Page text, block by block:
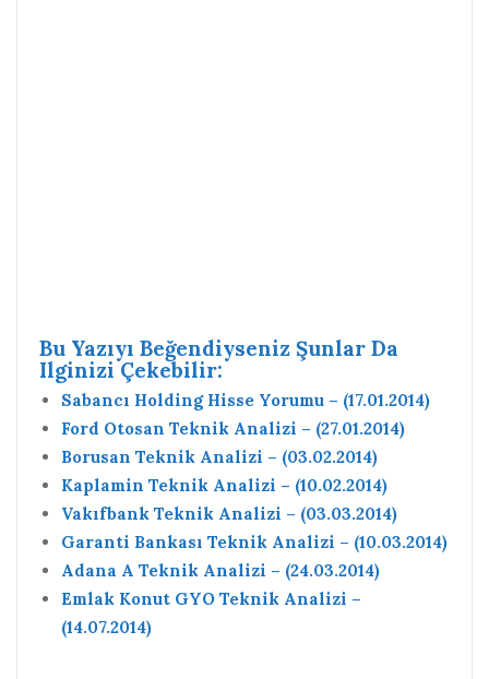
Bu Yazıyı Beğendiyseniz Şunlar Da
Ilginizi Çekebilir:
Sabancı Holding Hisse Yorumu – (17.01.2014)
Ford Otosan Teknik Analizi – (27.01.2014)
Borusan Teknik Analizi – (03.02.2014)
Kaplamin Teknik Analizi – (10.02.2014)
Vakıfbank Teknik Analizi – (03.03.2014)
Garanti Bankası Teknik Analizi – (10.03.2014)
Adana A Teknik Analizi – (24.03.2014)
Emlak Konut GYO Teknik Analizi –
(14.07.2014)